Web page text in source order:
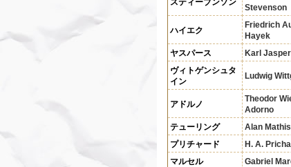
スティーブンソン
Stevenson
ハイエク
Friedrich
Hayek
ヤスパース Karl
ヴィトゲンシュタ
イン
Ludwig
アドルノ
Theodor
Adorno
テューリング Alan
プリチャード
H. A.
マルセル
Gabriel